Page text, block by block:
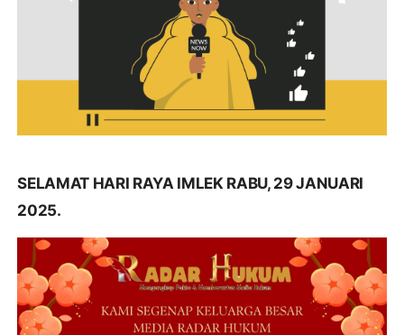
SELAMAT HARI RAYA IMLEK RABU, 29 JANUARI
2025.